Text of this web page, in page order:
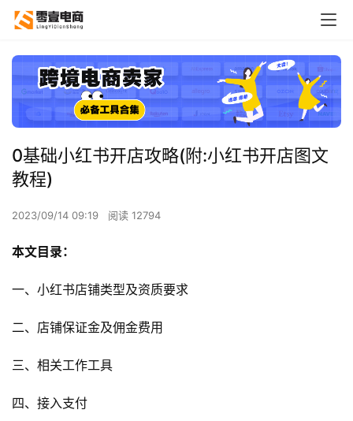
0基础小红书开店攻略(附:小红书开店图文
教程)
2023/09/14 09:19 阅读 12794
本文目录：
一、小红书店铺类型及资质要求
二、店铺保证金及佣金费用
三、相关工作工具
四、接入支付